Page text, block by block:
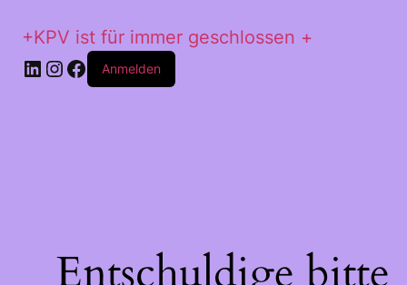
+KPV ist für immer geschlossen +
LinkedIn
Instagram
Facebook
Anmelden
Entschuldige bitte